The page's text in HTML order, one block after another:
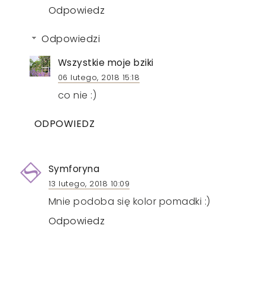
Odpowiedz
Odpowiedzi
Wszystkie moje bziki
06 lutego, 2018 15:18
co nie :)
ODPOWIEDZ
Symforyna
13 lutego, 2018 10:09
Mnie podoba się kolor pomadki :)
Odpowiedz